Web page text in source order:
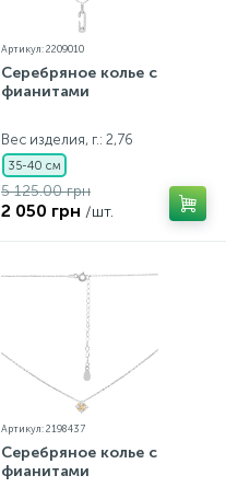
Артикул: 2209010
Серебряное колье с
фианитами
Вес изделия, г.: 2,76
35-40 см
5 125.00 грн
2 050 грн /шт.
Артикул: 2198437
Серебряное колье с
фианитами